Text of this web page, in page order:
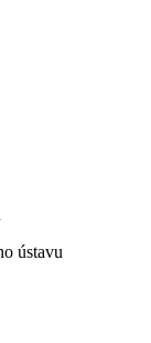
ústavu